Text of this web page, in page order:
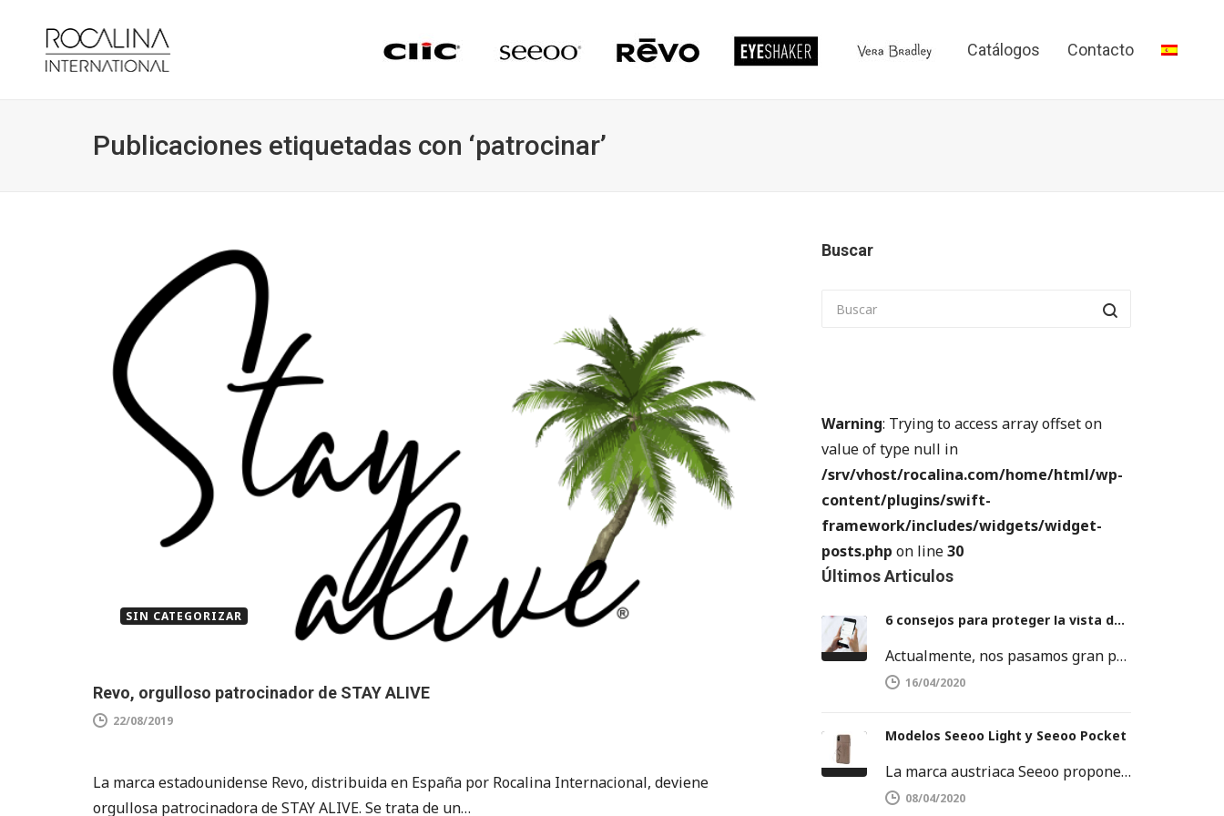
Catálogos Contacto
Publicaciones etiquetadas con ‘patrocinar’
SIN CATEGORIZAR
Revo, orgulloso patrocinador de STAY ALIVE
22/08/2019
La marca estadounidense Revo, distribuida en España por Rocalina Internacional, deviene
orgullosa patrocinadora de STAY ALIVE. Se trata de un…
Buscar
Warning: Trying to access array offset on
value of type null in
/srv/vhost/rocalina.com/home/html/wp-
content/plugins/swift-
framework/includes/widgets/widget-
posts.php on line30
Últimos Articulos
6 consejos para proteger la vista del móvil
Actualmente, nos pasamos gran parte del día delante de una pantalla. Sobre todo, frente a la pantalla del móvil o…
16/04/2020
Modelos Seeoo Light y Seeoo Pocket
La marca austriaca Seeoo propone su colección de binóculos ligeros, disponibles tanto para hombres como para mujeres. SEEOO Light para…
08/04/2020